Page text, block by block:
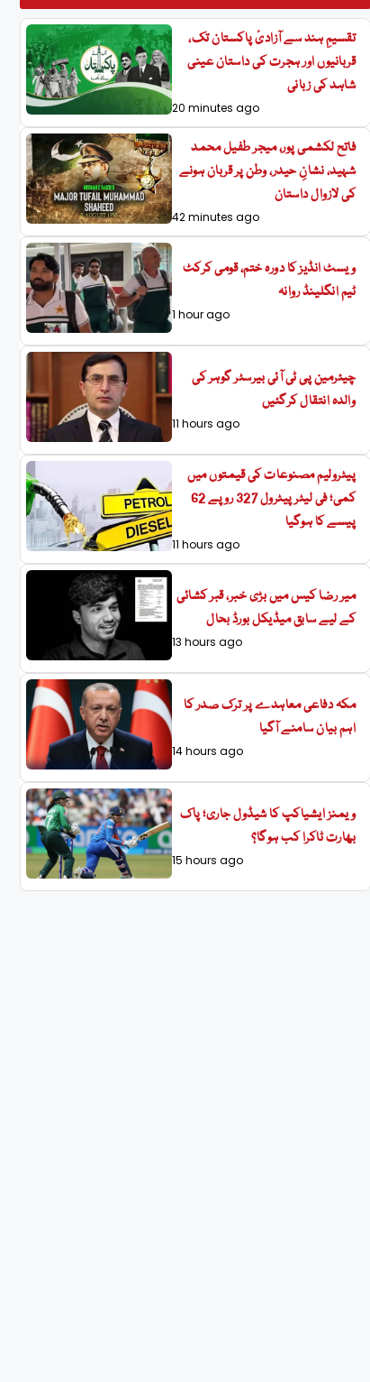
تقسیمِ ہند سے آزادیٔ پاکستان تک،
قربانیوں اور ہجرت کی داستان عینی
شاہد کی زبانی
20 minutes ago
فاتح لکشمی پور، میجر طفیل محمد
شہید، نشانِ حیدر، وطن پر قربان ہونے
کی لازوال داستان
42 minutes ago
ویسٹ انڈیز کا دورہ ختم، قومی کرکٹ
ٹیم انگلینڈ روانہ
1 hour ago
چیئرمین پی ٹی آئی بیرسٹر گوہر کی
والدہ انتقال کرگئیں
11 hours ago
پیٹرولیم مصنوعات کی قیمتوں میں
کمی؛ فی لیٹر پیٹرول 327 روپے 62
پیسے کا ہوگیا
11 hours ago
میر رضا کیس میں بڑی خبر، قبر کشائی
کے لیے سابق میڈیکل بورڈ بحال
13 hours ago
مکہ دفاعی معاہدے پر ترک صدر کا
اہم بیان سامنے آگیا
14 hours ago
ویمنز ایشیاکپ کا شیڈول جاری؛ پاک
بھارت ٹاکرا کب ہوگا؟
15 hours ago